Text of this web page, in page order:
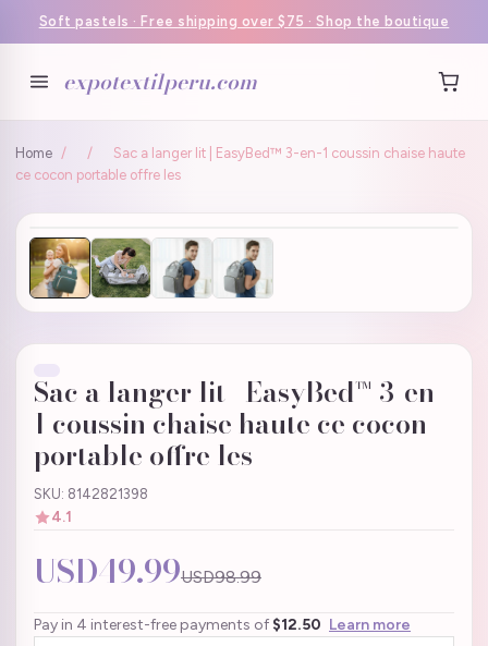
Soft pastels · Free shipping over $75 · Shop the boutique
expotextilperu.com
Home / /
Sac a langer lit | EasyBed™ 3-en-1 coussin chaise haute
ce cocon portable offre les
Sac a langer lit | EasyBed™ 3-en-
1 coussin chaise haute ce cocon
portable offre les
SKU: 8142821398
4.1
USD49.99USD98.99
Pay in 4 interest-free payments of $12.50 Learn more